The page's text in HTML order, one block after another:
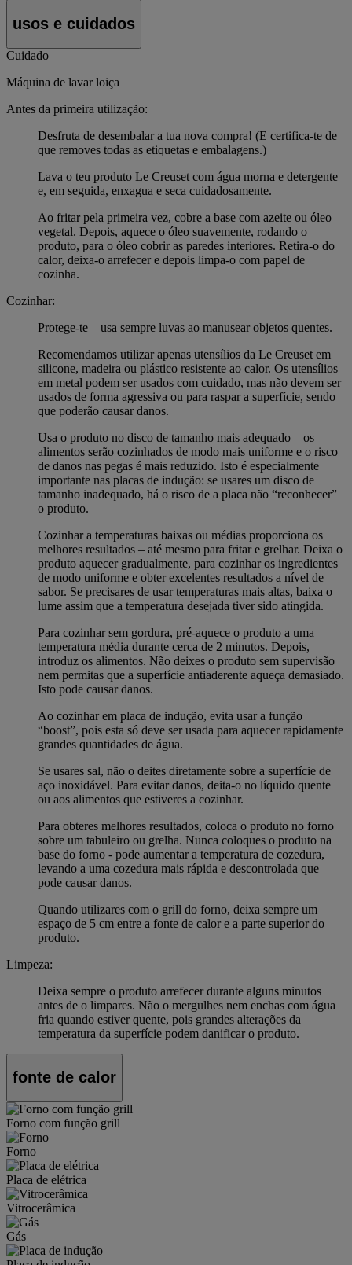
usos e cuidados
Cuidado
Máquina de lavar loiça
Antes da primeira utilização:
Desfruta de desembalar a tua nova compra! (E certifica-te de
que removes todas as etiquetas e embalagens.)
Lava o teu produto Le Creuset com água morna e detergente
e, em seguida, enxagua e seca cuidadosamente.
Ao fritar pela primeira vez, cobre a base com azeite ou óleo
vegetal. Depois, aquece o óleo suavemente, rodando o
produto, para o óleo cobrir as paredes interiores. Retira-o do
calor, deixa-o arrefecer e depois limpa-o com papel de
cozinha.
Cozinhar:
Protege-te – usa sempre luvas ao manusear objetos quentes.
Recomendamos utilizar apenas utensílios da Le Creuset em
silicone, madeira ou plástico resistente ao calor. Os utensílios
em metal podem ser usados com cuidado, mas não devem ser
usados de forma agressiva ou para raspar a superfície, sendo
que poderão causar danos.
Usa o produto no disco de tamanho mais adequado – os
alimentos serão cozinhados de modo mais uniforme e o risco
de danos nas pegas é mais reduzido. Isto é especialmente
importante nas placas de indução: se usares um disco de
tamanho inadequado, há o risco de a placa não “reconhecer”
o produto.
Cozinhar a temperaturas baixas ou médias proporciona os
melhores resultados – até mesmo para fritar e grelhar. Deixa o
produto aquecer gradualmente, para cozinhar os ingredientes
de modo uniforme e obter excelentes resultados a nível de
sabor. Se precisares de usar temperaturas mais altas, baixa o
lume assim que a temperatura desejada tiver sido atingida.
Para cozinhar sem gordura, pré-aquece o produto a uma
temperatura média durante cerca de 2 minutos. Depois,
introduz os alimentos. Não deixes o produto sem supervisão
nem permitas que a superfície antiaderente aqueça demasiado.
Isto pode causar danos.
Ao cozinhar em placa de indução, evita usar a função
“boost”, pois esta só deve ser usada para aquecer rapidamente
grandes quantidades de água.
Se usares sal, não o deites diretamente sobre a superfície de
aço inoxidável. Para evitar danos, deita-o no líquido quente
ou aos alimentos que estiveres a cozinhar.
Para obteres melhores resultados, coloca o produto no forno
sobre um tabuleiro ou grelha. Nunca coloques o produto na
base do forno - pode aumentar a temperatura de cozedura,
levando a uma cozedura mais rápida e descontrolada que
pode causar danos.
Quando utilizares com o grill do forno, deixa sempre um
espaço de 5 cm entre a fonte de calor e a parte superior do
produto.
Limpeza:
Deixa sempre o produto arrefecer durante alguns minutos
antes de o limpares. Não o mergulhes nem enchas com água
fria quando estiver quente, pois grandes alterações da
temperatura da superfície podem danificar o produto.
fonte de calor
Forno com função grill
Forno
Placa de elétrica
Vitrocerâmica
Gás